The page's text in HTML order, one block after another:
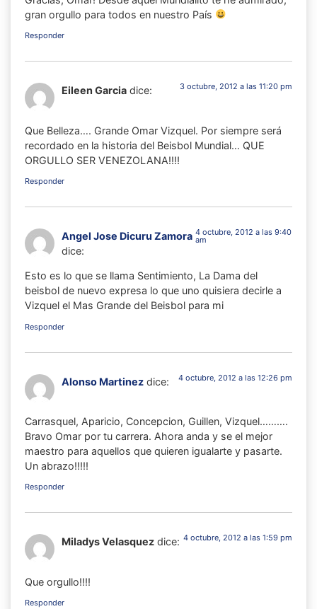
gran orgullo para todos en nuestro País
Responder
Eileen Garcia dice: 3 octubre, 2012 a las 11:20 pm
Que Belleza…. Grande Omar Vizquel. Por siempre será
recordado en la historia del Beisbol Mundial… QUE
ORGULLO SER VENEZOLANA!!!!
Responder
Angel Jose Dicuru Zamora
dice:
4 octubre, 2012 a las 9:40
am
Esto es lo que se llama Sentimiento, La Dama del
beisbol de nuevo expresa lo que uno quisiera decirle a
Vizquel el Mas Grande del Beisbol para mi
Responder
Alonso Martinez dice: 4 octubre, 2012 a las 12:26 pm
Carrasquel, Aparicio, Concepcion, Guillen, Vizquel……….
Bravo Omar por tu carrera. Ahora anda y se el mejor
maestro para aquellos que quieren igualarte y pasarte.
Un abrazo!!!!!
Responder
Miladys Velasquez dice: 4 octubre, 2012 a las 1:59 pm
Que orgullo!!!!
Responder